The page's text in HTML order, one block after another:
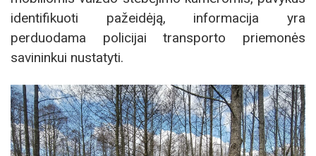
identifikuoti pažeidėją, informacija yra
perduodama policijai transporto priemonės
savininkui nustatyti.